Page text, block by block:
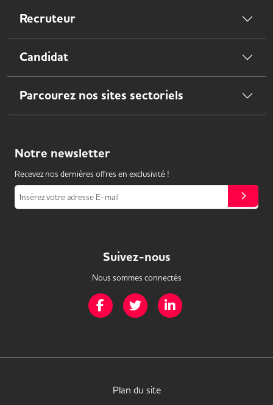
Recruteur
Candidat
Parcourez nos sites sectoriels
Notre newsletter
Recevez nos dernières offres en exclusivité !
Insérez votre adresse E-mail
Suivez-nous
Nous sommes connectés
Page Facebook de Mission Handicap
Page Twitter de Mission Handicap
Plan du site